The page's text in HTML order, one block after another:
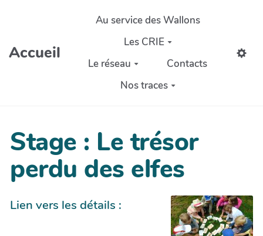
Aller au contenu principal
Accueil
Au service des Wallons
Les CRIE
Le réseau
Contacts
Nos traces
Stage : Le trésor
perdu des elfes
Lien vers les détails :